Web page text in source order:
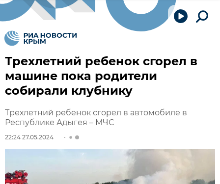
Трехлетний ребенок сгорел в
машине пока родители
собирали клубнику
Трехлетний ребенок сгорел в автомобиле в
Республике Адыгея – МЧС
22:24 27.05.2024